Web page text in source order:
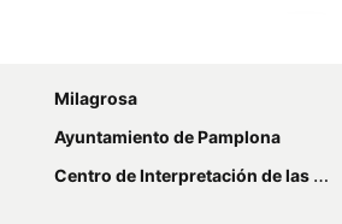
Milagrosa
Ayuntamiento de Pamplona
Centro de Interpretación de las Fortificaciones de Pamplona